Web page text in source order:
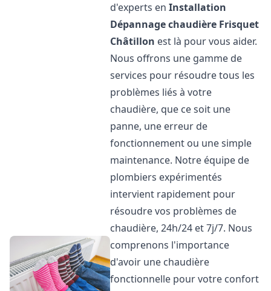
d'experts enInstallation
Dépannage chaudière Frisquet
Châtillon est là pour vous aider.
Nous offrons une gamme de
services pour résoudre tous les
problèmes liés à votre
chaudière, que ce soit une
panne, une erreur de
fonctionnement ou une simple
maintenance. Notre équipe de
plombiers expérimentés
intervient rapidement pour
résoudre vos problèmes de
chaudière, 24h/24 et 7j/7. Nous
comprenons l'importance
d'avoir une chaudière
fonctionnelle pour votre confort